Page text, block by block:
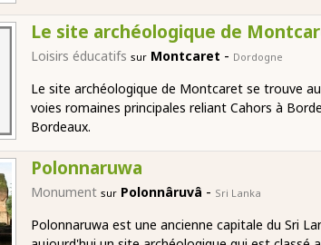
Le site archéologique de
Loisirs éducatifs sur Montcaret - Dordogne
Le site archéologique de Montcaret se trouve
voies romaines principales reliant Cahors à
Bordeaux.
Polonnaruwa
Monument sur Polonnâruvâ - Sri Lanka
Polonnaruwa est une ancienne capitale du Sri